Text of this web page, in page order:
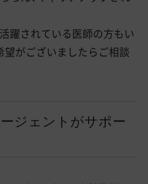
躍されている医師の方もい
望がございましたらご相談
ージェントがサポー